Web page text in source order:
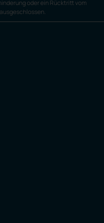
oder ein Rücktritt vom